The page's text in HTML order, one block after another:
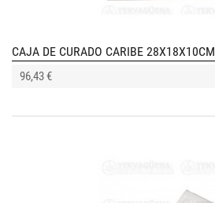
CAJA DE CURADO CARIBE 28X18X10CM
96,43 €